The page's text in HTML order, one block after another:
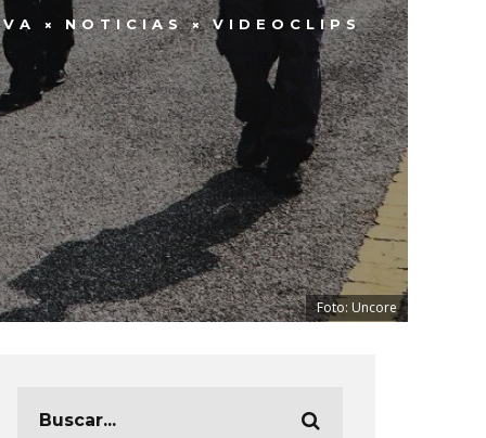
NOTICIAS VIDEOCLIPS
Foto: Uncore